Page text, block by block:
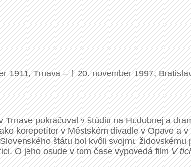
1911, Trnava – † 20. november 1997,
Trnave pokračoval v štúdiu na Hudobnej a
korepetítor v Městském divadle v Opave a
štátu bol kvôli svojmu
O jeho osude v tom čase vypovedá filmV